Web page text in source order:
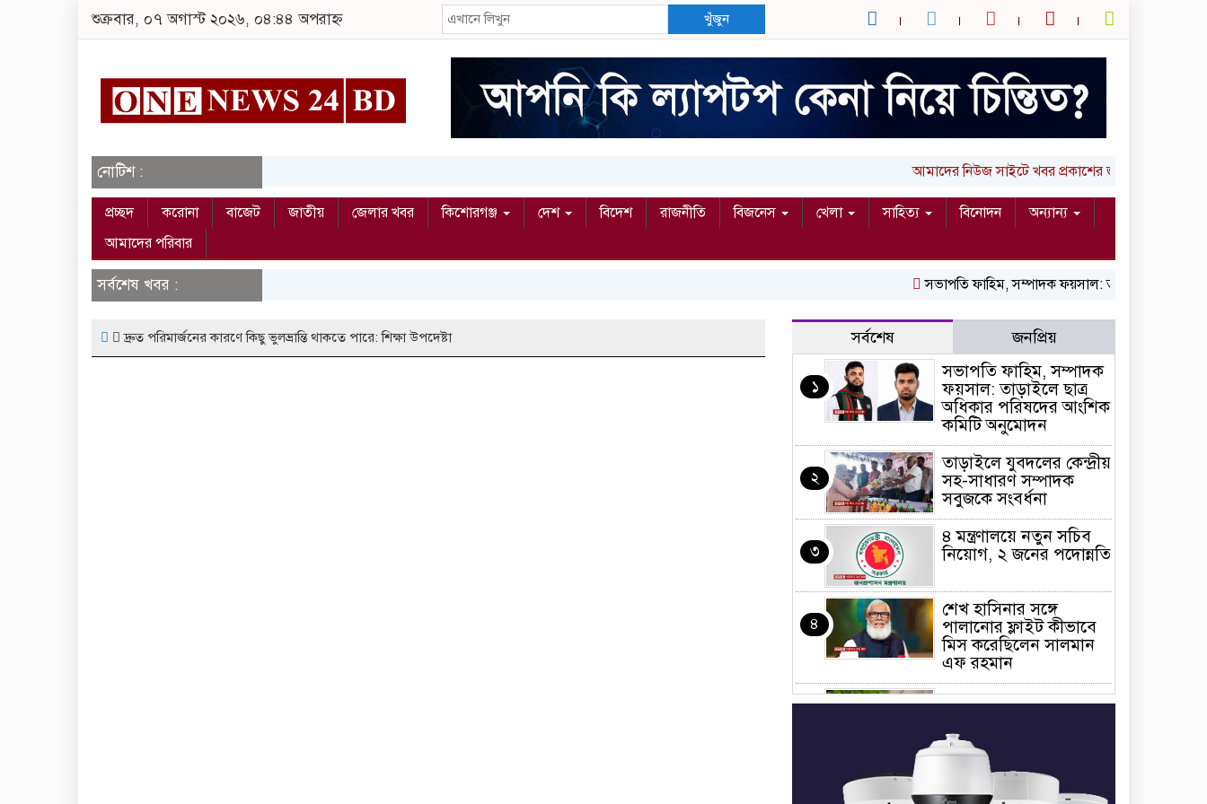
শুক্রবার, ০৭ অগাস্ট ২০২৬, ০৪:৪৪ অপরাহ্ন খুঁজুন
নোটিশ : আমাদের নিউজ সাইটে খবর প্রকাশের জন্য আপনার
প্রচ্ছদ করোনা বাজেট জাতীয় জেলার খবর কিশোরগঞ্জ দেশ বিদেশ রাজনীতি বিজনেস খেলা সাহিত্য বিনোদন
অন্যান্য
আমাদের পরিবার
সর্বশেষ খবর : সভাপতি ফাহিম, সম্পাদক ফয়সাল: তাড়াইলে ছাত্র
দ্রুত পরিমার্জনের কারণে কিছু ভুলভ্রান্তি থাকতে পারে: শিক্ষা উপদেষ্টা সর্বশেষ জনপ্রিয়
১
সভাপতি ফাহিম, সম্পাদক
ফয়সাল: তাড়াইলে ছাত্র
অধিকার পরিষদের আংশিক
কমিটি অনুমোদন
২
তাড়াইলে যুবদলের কেন্দ্রীয়
সহ-সাধারণ সম্পাদক
সবুজকে সংবর্ধনা
৩
৪ মন্ত্রণালয়ে নতুন সচিব
নিয়োগ, ২ জনের পদোন্নতি
৪
শেখ হাসিনার সঙ্গে
পালানোর ফ্লাইট কীভাবে
মিস করেছিলেন সালমান
এফ রহমান
ভাত রান্নার সময় নরম হয়ে
মৃত্যুদণ্ড বাদ না দেওয়ায়
প্রত্যক্ষদর্শীদের তথ্য দেয়নি